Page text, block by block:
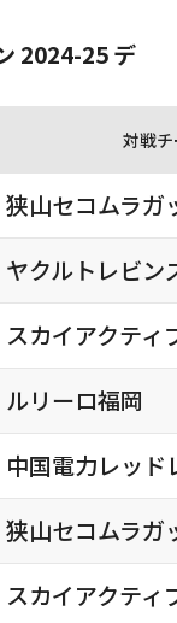
2024-25 デ
対戦
狭山セコムラガ
ヤクルトレビン
スカイアクティ
ルリーロ福岡
中国電力レッド
狭山セコムラガ
スカイアクティ